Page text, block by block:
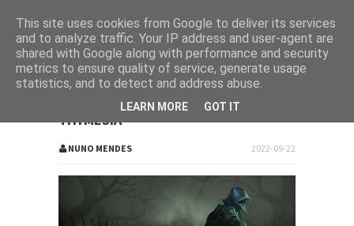
THYMESIA
2022-09-22
NUNO MENDES
This site uses cookies from Google to deliver its services
and to analyze traffic. Your IP address and user-agent are
shared with Google along with performance and security
metrics to ensure quality of service, generate usage
statistics, and to detect and address abuse.
LEARN MORE GOT IT